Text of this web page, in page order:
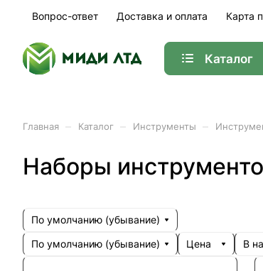
Вопрос-ответ Доставка и оплата Карта
Каталог
Главная Каталог Инструменты
Наборы
По умолчанию (убывание)
По умолчанию (убывание)
Цена В